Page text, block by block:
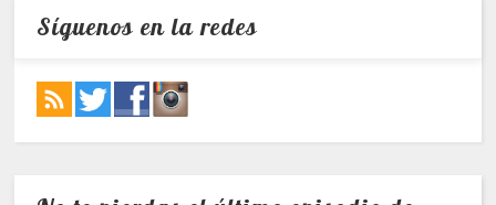
Síguenos en la redes